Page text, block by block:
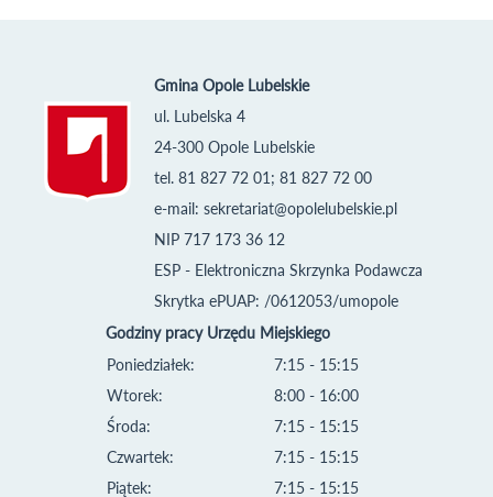
Gmina Opole Lubelskie
ul. Lubelska 4
24-300 Opole Lubelskie
tel. 81 827 72 01; 81 827 72 00
e-mail: sekretariat@opolelubelskie.pl
NIP 717 173 36 12
ESP - Elektroniczna Skrzynka Podawcza
Skrytka ePUAP: /0612053/umopole
Godziny pracy Urzędu Miejskiego
Poniedziałek:
Wtorek:
Środa:
Czwartek:
Piątek:
7:15 - 15:15
8:00 - 16:00
7:15 - 15:15
7:15 - 15:15
7:15 - 15:15